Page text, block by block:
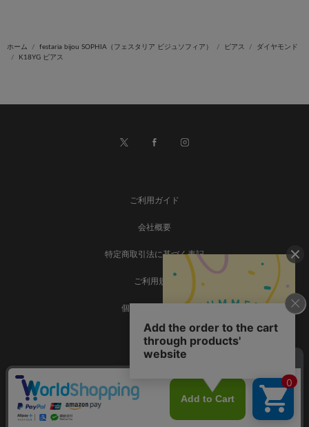
ホーム festaria bijou SOPHIA（フェスタリア ビジュソフィア） ピアス
ダイヤモンド
K18YG ピアス
ご利用ガイド
会社概要
特定商取引法に基づく表記
ご利用規約
個人情報保護方針
お問い合わせ
Copyright © SADAMATSU Co., Ltd. all rights reserved.